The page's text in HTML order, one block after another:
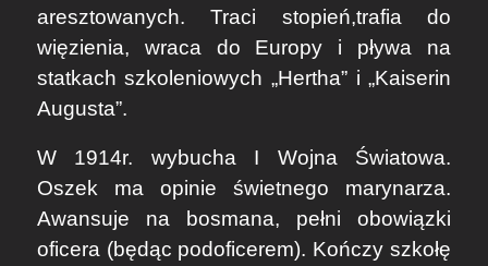
aresztowanych. Traci stopień,trafia do
więzienia, wraca do Europy i pływa na
statkach szkoleniowych „Hertha” i „Kaiserin
Augusta”.
W 1914r. wybucha I Wojna Światowa.
Oszek ma opinie świetnego marynarza.
Awansuje na bosmana, pełni obowiązki
oficera (będąc podoficerem). Kończy szkołę